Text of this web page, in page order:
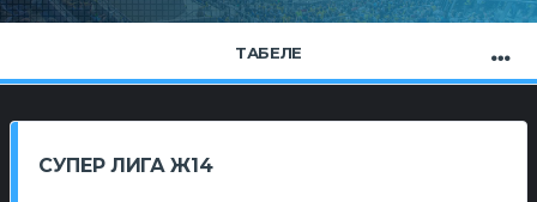
ТАБЕЛЕ
СУПЕР ЛИГА Ж14